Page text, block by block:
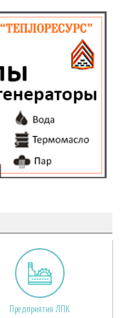
Предприятия ЛПК